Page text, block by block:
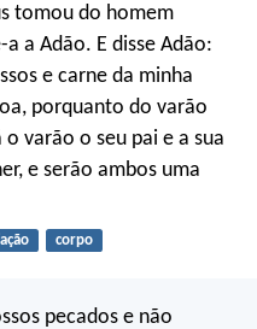
tomou do homem
a Adão. E disse Adão:
e carne da minha
porquanto do varão
varão o seu pai e a sua
e serão ambos uma
corpo
pecados e não